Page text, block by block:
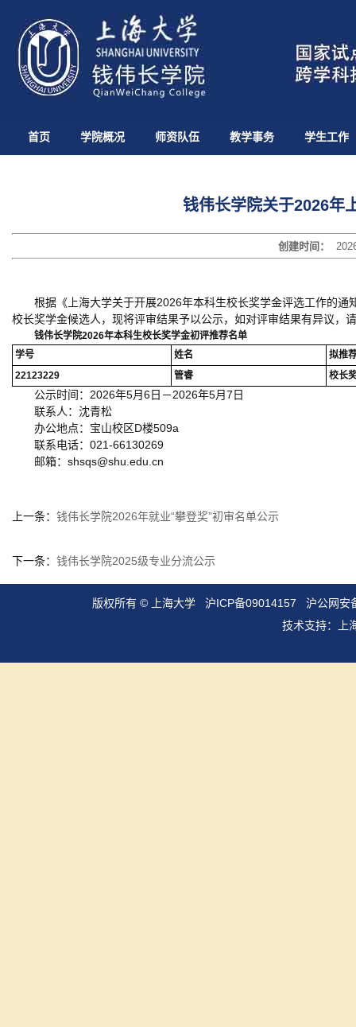
首页 学院概况 师资队伍 教学事务 学生工作
钱伟长学院关于2026年
创建时间：
根据《上海大学关于开展2026年本科生校长奖学金评选工作的
校长奖学金候选人，现将评审结果予以公示，如对评审结果有异议，
钱伟长学院2026年本科生校长奖学金初评推荐名单
学号
姓名
拟推
22123229
管睿 校长
公示时间：2026年5月6日－2026年5月7日
联系人：沈青松
办公地点：宝山校区D楼509a
联系电话：021-66130269
邮箱：shsqs@shu.edu.cn
上一条： 钱伟长学院2026年就业“攀登奖”初审名单公示
下一条： 钱伟长学院2025级专业分流公示
版权所有 ©上海大学 沪ICP备09014157
沪公网安
技术支持：